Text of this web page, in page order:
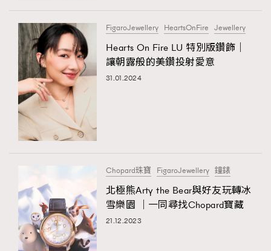
WatchesWonder&Beyond
WatchesWonder&Beyond 1
向ChanelN°5致敬 1
大時代小事情 42
時尚熱話
玩物壯志 1
當巨蟹座遇上處女座 Tyson Yoshi x 林家謙
FigaroJewellery HeartsOnFire Jewellery
Hearts On Fire LU 特別版鑽飾｜
讓朝露般的美鑽投射愛意
31.01.2024
Chopard珠寶 FigaroJewellery 鐘錶
北極熊Arty the Bear與好友玩轉冰
雪樂園 ｜一同尋找Chopard寶藏
21.12.2023